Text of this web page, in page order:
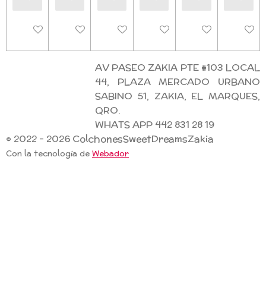
DeshabilitadoDeshabilitadoDeshabilitadoDeshabilitadoDeshabilitado
AV PASEO ZAKIA PTE #103 LOCAL
44, PLAZA MERCADO URBANO
SABINO 51, ZAKIA, EL MARQUES,
QRO.
WHATS APP 442 831 28 19
© 2022 - 2026 ColchonesSweetDreamsZakia
Con la tecnología de Webador